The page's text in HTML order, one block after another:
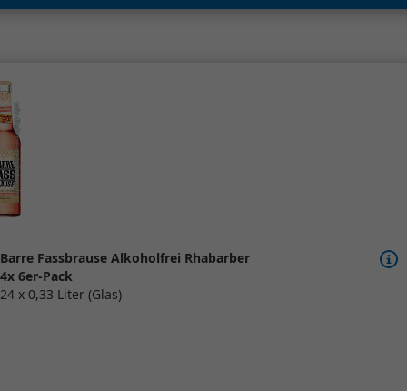
Barre Fassbrause Alkoholfrei Rhabarber
4x 6er-Pack
24 x 0,33 Liter (Glas)